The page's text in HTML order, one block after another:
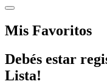
Mis Favoritos
Debés estar
Lista!